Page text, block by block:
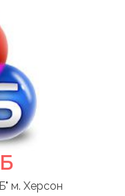
м. Херсон